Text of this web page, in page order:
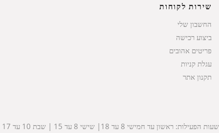
שירות לקוחות
החשבון שלי
ביצוע רכישה
פריטים אהובים
עגלת קניות
תקנון אתר
שעות הפעילות: ראשון עד חמישי 8 עד 18| שישי 8 עד 15 | שבת 10 עד 17